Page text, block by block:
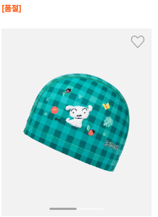
[품절]